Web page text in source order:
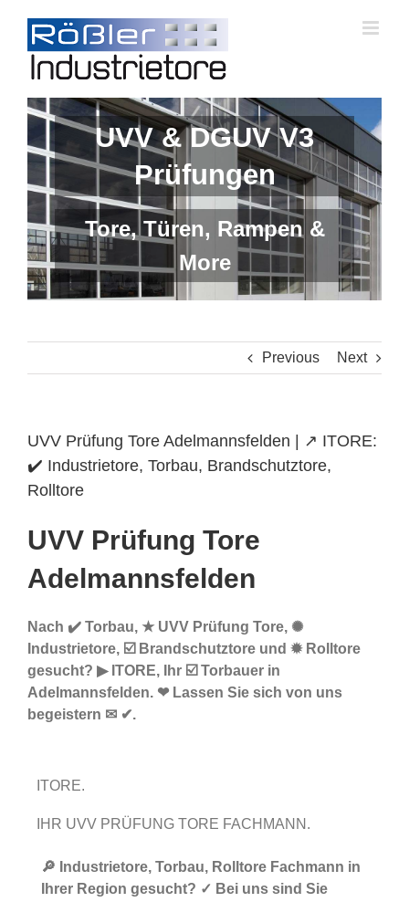
content
UVV & DGUV V3
Prüfungen
Tore, Türen, Rampen &
More
Previous Next
UVV Prüfung Tore Adelmannsfelden | ↗️ ITORE:
✔️ Industrietore, Torbau, Brandschutztore,
Rolltore
UVV Prüfung Tore
Adelmannsfelden
Nach ✔️ Torbau, ★ UVV Prüfung Tore, ✺
Industrietore, ☑️ Brandschutztore und ✹ Rolltore
gesucht? ▶︎ ITORE, Ihr ☑️ Torbauer in
Adelmannsfelden. ❤ Lassen Sie sich von uns
begeistern ✉ ✔.
ITORE.
IHR UVV PRÜFUNG TORE FACHMANN.
🔎 Industrietore, Torbau, Rolltore Fachmann in
Ihrer Region gesucht? ✓ Bei uns sind Sie